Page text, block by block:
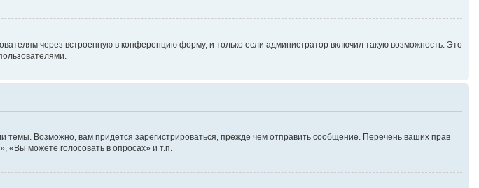
через встроенную в конференцию форму, и только если администратор включил такую возможность. Это
Возможно, вам придется зарегистрироваться, прежде чем отправить сообщение. Перечень ваших прав
можете голосовать в опросах» и т.п.